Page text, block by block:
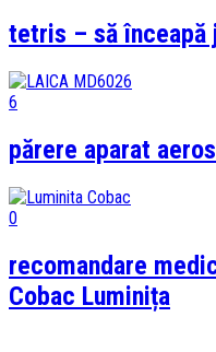
tetris – să înceapă
6
părere aparat
0
recomandare
Cobac Luminița